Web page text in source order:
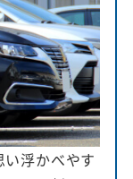
浮かべやす